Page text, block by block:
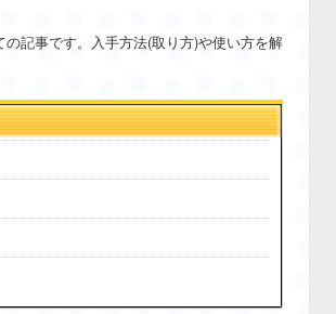
記事です。入手方法(取り方)や使い方を解